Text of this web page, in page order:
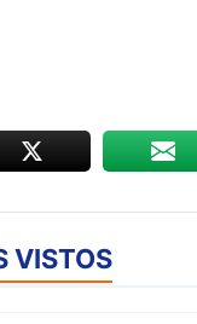
VISTOS